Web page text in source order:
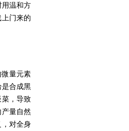
温和方
门来的
量元素
合成黑
，导致
量自然
对全身